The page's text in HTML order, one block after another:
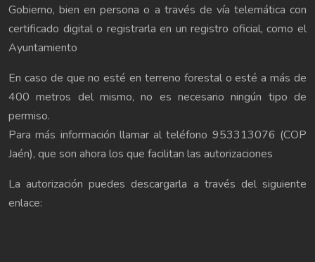
Gobierno, bien en persona o a través de vía telemática con
certificado digital o registrarla en un registro oficial, como el
Ayuntamiento
En caso de que no esté en terreno forestal o esté a más de
400 metros del mismo, no es necesario ningún tipo de
permiso.
Para más información llamar al teléfono 953313076 (COP
Jaén), que son ahora los que facilitan las autorizaciones
La autorización puedes descargarla a través del siguiente
enlace: